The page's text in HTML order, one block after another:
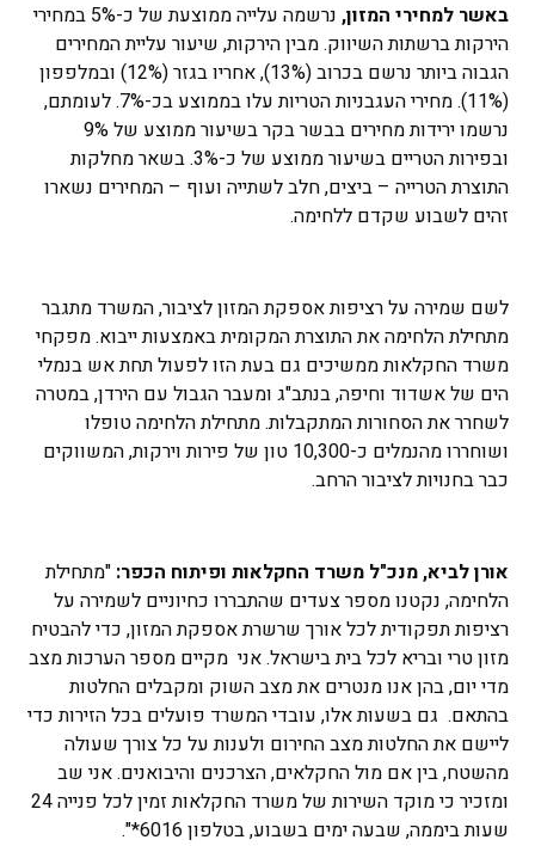
באשר למחירי המזון,
נרשמה עלייה ממוצעת של כ-5% במחירי
הירקות ברשתות השיווק. מבין הירקות, שיעור עליית המחירים
הגבוה ביותר נרשם בכרוב (13%), אחריו בגזר (12%) ובמלפפון
(11%). מחירי העגבניות הטריות עלו בממוצע בכ-7%. לעומתם,
נרשמו ירידות מחירים בבשר בקר בשיעור ממוצע של 9%
ובפירות הטריים בשיעור ממוצע של כ-3%. בשאר מחלקות
התוצרת הטרייה – ביצים, חלב לשתייה ועוף – המחירים נשארו
זהים לשבוע שקדם ללחימה.
לשם שמירה על רציפות אספקת המזון לציבור, המשרד מתגבר
מתחילת הלחימה את התוצרת המקומית באמצעות ייבוא. מפקחי
משרד החקלאות ממשיכים גם בעת הזו לפעול תחת אש בנמלי
הים של אשדוד וחיפה, בנתב"ג ומעבר הגבול עם הירדן, במטרה
לשחרר את הסחורות המתקבלות. מתחילת הלחימה טופלו
ושוחררו מהנמלים כ-10,300 טון של פירות וירקות, המשווקים
כבר בחנויות לציבור הרחב.
אורן לביא, מנכ"ל משרד החקלאות ופיתוח הכפר: "מתחילת
הלחימה, נקטנו מספר צעדים שהתבררו כחיוניים לשמירה על
רציפות תפקודית לכל אורך שרשרת אספקת המזון, כדי להבטיח
מזון טרי ובריא לכל בית בישראל. אני מקיים מספר הערכות מצב
מדי יום, בהן אנו מנטרים את מצב השוק ומקבלים החלטות
בהתאם. גם בשעות אלו, עובדי המשרד פועלים בכל הזירות כדי
ליישם את החלטות מצב החירום ולענות על כל צורך שעולה
מהשטח, בין אם מול החקלאים, הצרכנים והיבואנים. אני שב
ומזכיר כי מוקד השירות של משרד החקלאות זמין לכל פנייה 24
שעות ביממה, שבעה ימים בשבוע, בטלפון 6016*".